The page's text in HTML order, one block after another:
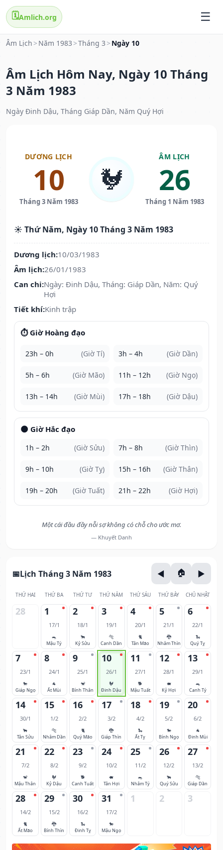
🗓️Amlich.org
Âm Lịch > Năm 1983 >Tháng 3 > Ngày 10
Âm Lịch Hôm Nay, Ngày 10 Tháng
3 Năm 1983
Ngày Đinh Dậu, Tháng Giáp Dần, Năm Quý Hợi
DƯƠNG LỊCH
10
Tháng 3 Năm 1983
🐓
ÂM LỊCH
26
Tháng 1 Năm 1983
☀️ Thứ Năm, Ngày 10 Tháng 3 Năm 1983
Dương lịch:10/03/1983
Âm lịch:26/01/1983
Can chi:Ngày: Đinh Dậu, Tháng: Giáp Dần, Năm: Quý
Hợi
Tiết khí:Kinh trập
⏱️ Giờ Hoàng đạo
23h – 0h (Giờ Tí) 3h – 4h (Giờ Dần)
5h – 6h (Giờ Mão) 11h – 12h (Giờ Ngọ)
13h – 14h (Giờ Mùi) 17h – 18h (Giờ Dậu)
🌑 Giờ Hắc đạo
1h – 2h (Giờ Sửu) 7h – 8h (Giờ Thìn)
9h – 10h (Giờ Tỵ) 15h – 16h (Giờ Thân)
19h – 20h (Giờ Tuất) 21h – 22h (Giờ Hợi)
Một cái đầu đầy nỗi sợ không có chỗ cho ước mơ.
— Khuyết Danh
Lịch Tháng 3 Năm 1983
THỨ HAI THỨ BA THỨ TƯ THỨ NĂM THỨ SÁU THỨ BẢY CHỦ NHẬT
28 1
17/1
🐀
Mậu Tý
2
18/1
🐂
Kỷ Sửu
3
19/1
🐅
Canh Dần
4
20/1
🐈
Tân Mão
5
21/1
🐉
Nhâm Thìn
6
22/1
🐍
Quý Tỵ
7
23/1
🐎
Giáp Ngọ
8
24/1
🐐
Ất Mùi
9
25/1
🐒
Bính Thân
10
26/1
🐓
Đinh Dậu
11
27/1
🐕
Mậu Tuất
12
28/1
🐖
Kỷ Hợi
13
29/1
🐀
Canh Tý
14
30/1
🐂
Tân Sửu
15
1/2
🐅
Nhâm Dần
16
2/2
🐈
Quý Mão
17
3/2
🐉
Giáp Thìn
18
4/2
🐍
Ất Tỵ
19
5/2
🐎
Bính Ngọ
20
6/2
🐐
Đinh Mùi
21
7/2
🐒
Mậu Thân
22
8/2
🐓
Kỷ Dậu
23
9/2
🐕
Canh Tuất
24
10/2
🐖
Tân Hợi
25
11/2
🐀
Nhâm Tý
26
12/2
🐂
Quý Sửu
27
13/2
🐅
Giáp Dần
28
14/2
🐈
Ất Mão
29
15/2
🐉
Bính Thìn
30
16/2
🐍
Đinh Tỵ
31
17/2
🐎
Mậu Ngọ
1 2 3